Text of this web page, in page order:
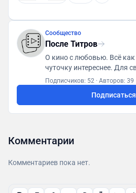
Сообщество
После Титров
О кино с любовью. Всё как
чуточку интереснее. Для связи:
posletitrov@yandex.ru
Подписчиков: 52 · Авторов: 39
Подписаться
Комментарии
Комментариев пока нет.